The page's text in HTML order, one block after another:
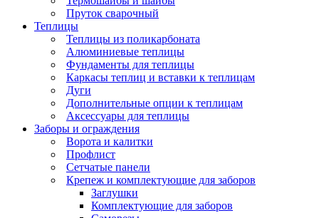
Пруток сварочный
Теплицы
Теплицы из поликарбоната
Алюминиевые теплицы
Фундаменты для теплицы
Каркасы теплиц и вставки к теплицам
Дуги
Дополнительные опции к теплицам
Аксессуары для теплицы
Заборы и ограждения
Ворота и калитки
Профлист
Сетчатые панели
Крепеж и комплектующие для заборов
Заглушки
Комплектующие для заборов